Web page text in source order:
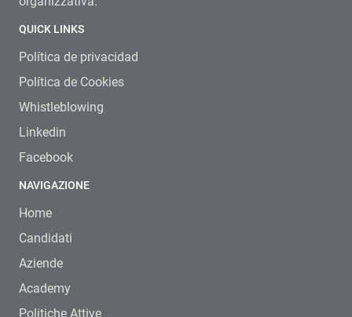
QUICK LINKS
Política de privacidad
Política de Cookies
Whistleblowing
Linkedin
Facebook
NAVIGAZIONE
Home
Candidati
Aziende
Academy
Politiche Attive